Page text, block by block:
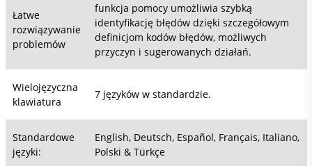
Łatwe
rozwiązywanie
problemów
funkcja pomocy umożliwia szybką
identyfikację błędów dzięki szczegółowym
definicjom kodów błędów, możliwych
przyczyn i sugerowanych działań.
Wielojęzyczna
klawiatura
7 języków w standardzie.
Standardowe
języki:
English, Deutsch, Español, Français, Italiano,
Polski & Türkçe